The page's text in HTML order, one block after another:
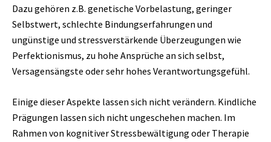
Dazu gehören z.B. genetische Vorbelastung, geringer
Selbstwert, schlechte Bindungserfahrungen und
ungünstige und stressverstärkende Überzeugungen wie
Perfektionismus, zu hohe Ansprüche an sich selbst,
Versagensängste oder sehr hohes Verantwortungsgefühl.
Einige dieser Aspekte lassen sich nicht verändern. Kindliche
Prägungen lassen sich nicht ungeschehen machen. Im
Rahmen von kognitiver Stressbewältigung oder Therapie